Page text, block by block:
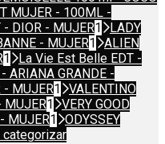
MUJER - 100ML -
- DIOR - MUJER1
LADY
- MUJER1
ALIEN
1
La Vie Est Belle EDT -
ARIANA GRANDE -
- MUJER1
VALENTINO
MUJER1
VERY GOOD
MUJER1
ODYSSEY
categorizar